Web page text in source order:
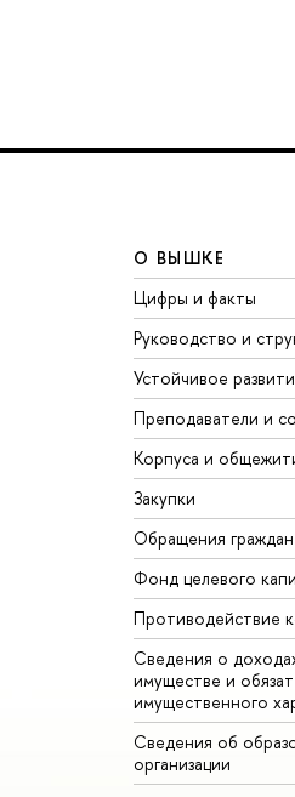
О ВЫШКЕ
Цифры и факты
Руководство и
Устойчивое
Преподаватели и
Корпуса и
Закупки
Обращения
Фонд целевого
Противодействие
Сведения о
имуществе и
имущественного
Сведения об
организации